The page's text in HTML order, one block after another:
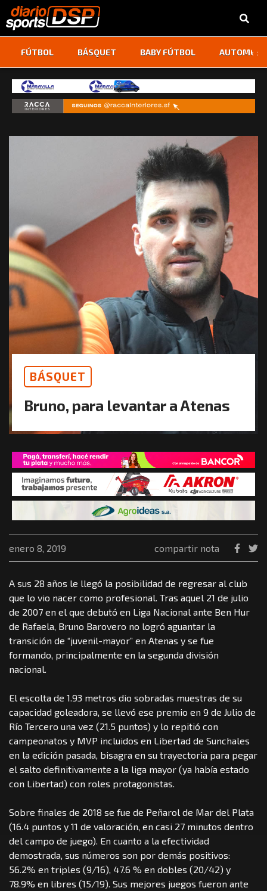
FÚTBOL BÁSQUET BABY FÚTBOL ‹ ›
BÁSQUET
Bruno, para levantar a Atenas
enero 8, 2019 compartir nota
A sus 28 años le llegó la posibilidad de regresar al club
que lo vio nacer como profesional. Tras aquel 21 de julio
de 2007 en el que debutó en Liga Nacional ante Ben Hur
de Rafaela, Bruno Barovero no logró aguantar la
transición de “juvenil-mayor” en Atenas y se fue
formando, principalmente en la segunda división
nacional.
El escolta de 1.93 metros dio sobradas muestras de su
capacidad goleadora, se llevó ese premio en 9 de Julio de
Río Tercero una vez (21.5 puntos) y lo repitió con
campeonatos y MVP incluidos en Libertad de Sunchales
en la edición pasada, bisagra en su trayectoria para pegar
el salto definitivamente a la liga mayor (ya había estado
con Libertad) con roles protagonistas.
Sobre finales de 2018 se fue de Peñarol de Mar del Plata
(16.4 puntos y 11 de valoración, en casi 27 minutos dentro
del campo de juego). En cuanto a la efectividad
demostrada, sus números son por demás positivos:
56.2% en triples (9/16), 47.6 % en dobles (20/42) y
78.9% en libres (15/19). Sus mejores juegos fueron ante